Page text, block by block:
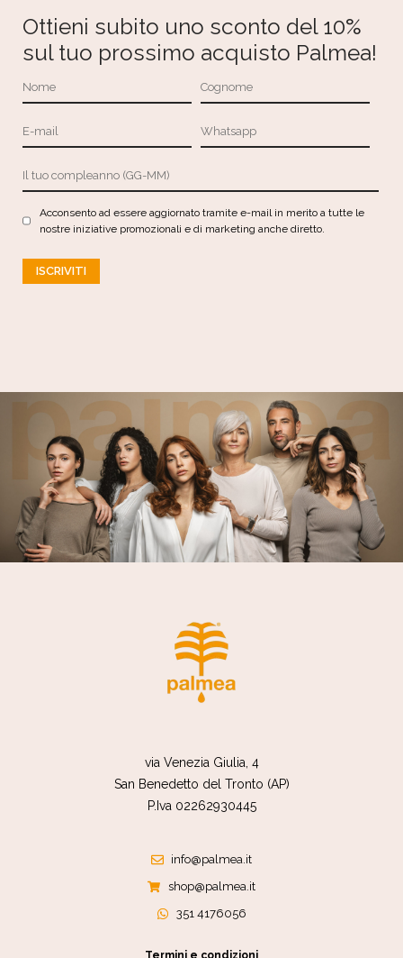
Ottieni subito uno sconto del 10%
sul tuo prossimo acquisto Palmea!
Acconsento ad essere aggiornato tramite e-mail in merito a tutte le
nostre iniziative promozionali e di marketing anche diretto.
via Venezia Giulia, 4
San Benedetto del Tronto (AP)
P.Iva 02262930445
info@palmea.it
shop@palmea.it
351 4176056